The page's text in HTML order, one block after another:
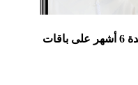
لمدة 6 أشهر على باقات